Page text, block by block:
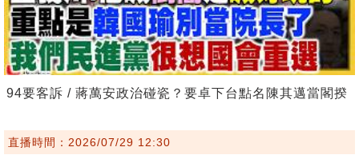
94要客訴 / 蔣萬安政治碰瓷？要卓下台點名陳其邁當閣揆
直播時間：2026/07/29 12:30